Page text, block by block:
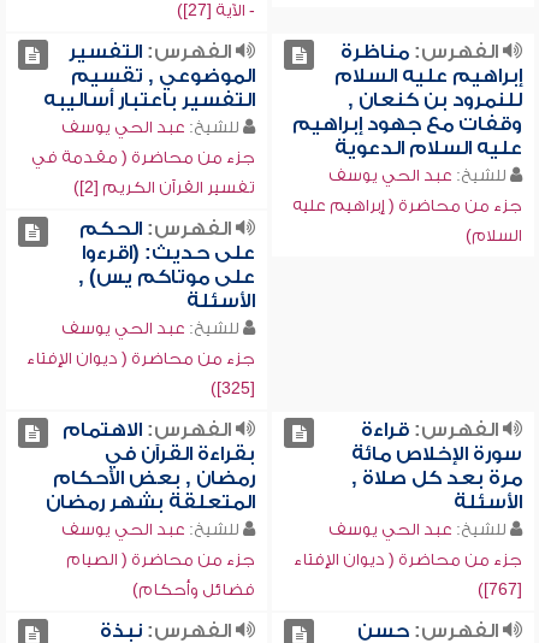
- الآية [27])
الفهرس:مناظرة
إبراهيم عليه السلام
للنمرود بن كنعان ,
وقفات مع جهود إبراهيم
عليه السلام الدعوية
للشيخ: عبد الحي يوسف
جزء من محاضرة ( إبراهيم عليه
السلام)
الفهرس:التفسير
الموضوعي , تقسيم
التفسير باعتبار أساليبه
للشيخ: عبد الحي يوسف
جزء من محاضرة ( مقدمة في
تفسير القرآن الكريم [2])
الفهرس:الحكم
على حديث: (اقرءوا
على موتاكم يس) ,
الأسئلة
للشيخ: عبد الحي يوسف
جزء من محاضرة ( ديوان الإفتاء
[325])
الفهرس:قراءة
سورة الإخلاص مائة
مرة بعد كل صلاة ,
الأسئلة
للشيخ: عبد الحي يوسف
جزء من محاضرة ( ديوان الإفتاء
[767])
الفهرس:الاهتمام
بقراءة القرآن في
رمضان , بعض الأحكام
المتعلقة بشهر رمضان
للشيخ: عبد الحي يوسف
جزء من محاضرة ( الصيام
فضائل وأحكام)
الفهرس:حسن
الفهرس:نبذة